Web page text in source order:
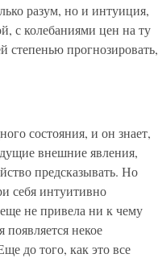
разум, но и интуиция,
с колебаниями цен на ту
прогнозировать,
состояния, и он знает,
внешние явления,
предсказывать. Но
себя интуитивно
не привела ни к чему
некое
до того, как это все